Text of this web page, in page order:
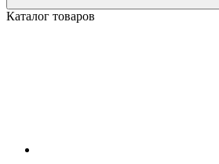
Каталог товаров